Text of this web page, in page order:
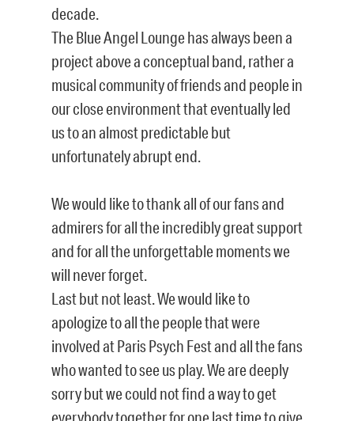
decade.
The Blue Angel Lounge has always been a
project above a conceptual band, rather a
musical community of friends and people in
our close environment that eventually led
us to an almost predictable but
unfortunately abrupt end.
We would like to thank all of our fans and
admirers for all the incredibly great support
and for all the unforgettable moments we
will never forget.
Last but not least. We would like to
apologize to all the people that were
involved at Paris Psych Fest and all the fans
who wanted to see us play. We are deeply
sorry but we could not find a way to get
everybody together for one last time to give